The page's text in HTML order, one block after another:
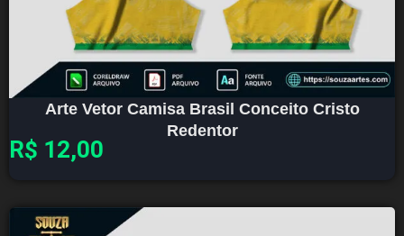
Arte Vetor Camisa Brasil Conceito Cristo
Redentor
R$ 12,00